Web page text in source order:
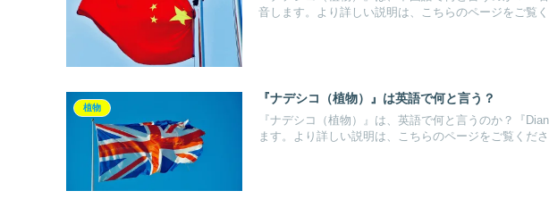
音します。より詳しい説明は、こちらのページをご覧
植物
『ナデシコ（植物）』は英語で何と言う？
『ナデシコ（植物）』は、英語で何と言うのか？『
ます。より詳しい説明は、こちらのページをご覧くだ